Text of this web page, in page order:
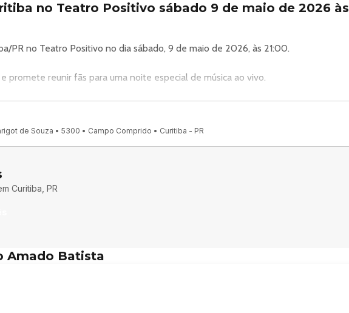
no Teatro Positivo sábado 9 de maio de 2026 às
PR no Teatro Positivo no dia sábado, 9 de maio de 2026, às 21:00.
promete reunir fãs para uma noite especial de música ao vivo.
um espaço conhecido por receber eventos na cidade de Curitiba.
Souza 5300 Curitiba Pr.
Confira no link oficial do evento:
2327/09-05-2026/pr/curitiba/amado-batista.
.
de Souza • 5300 • Campo Comprido • Curitiba - PR
Curitiba, PR
Amado Batista